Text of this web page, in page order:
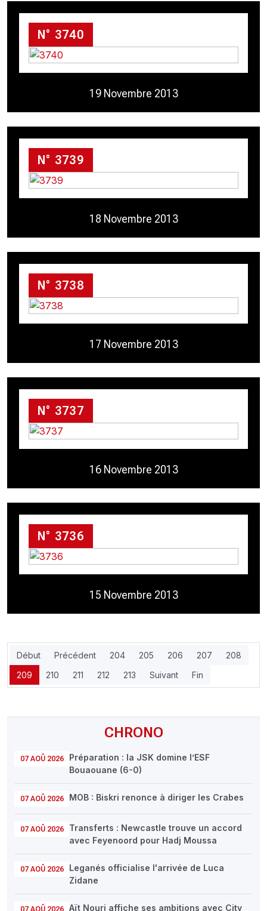
CHRONO
07 AOÛ 2026
Préparation : la JSK domine l’ESF
Bouaouane (6-0)
07 AOÛ 2026 MOB : Biskri renonce à diriger les Crabes
07 AOÛ 2026
Transferts : Newcastle trouve un accord
avec Feyenoord pour Hadj Moussa
07 AOÛ 2026
Leganés officialise l'arrivée de Luca
Zidane
07 AOÛ 2026 Aït Nouri affiche ses ambitions avec City
N° 3740
19 Novembre 2013
N° 3739
18 Novembre 2013
N° 3738
17 Novembre 2013
N° 3737
16 Novembre 2013
N° 3736
15 Novembre 2013
Début Précédent 204 205 206 207
208
209
210 211 212 213 Suivant Fin